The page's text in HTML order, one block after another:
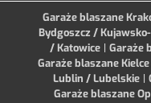
Garaże blaszane
Bydgoszcz /
/ Katowice| Garaże
Garaże blaszane
Lublin / Lubelskie |
Garaże blaszane